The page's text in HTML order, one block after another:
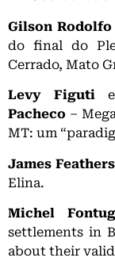
Gilson
do final do
Cerrado, Mato
Levy Figutie
Pacheco –
MT: um
James Feathers
Elina.
Michel
settlements in
about their